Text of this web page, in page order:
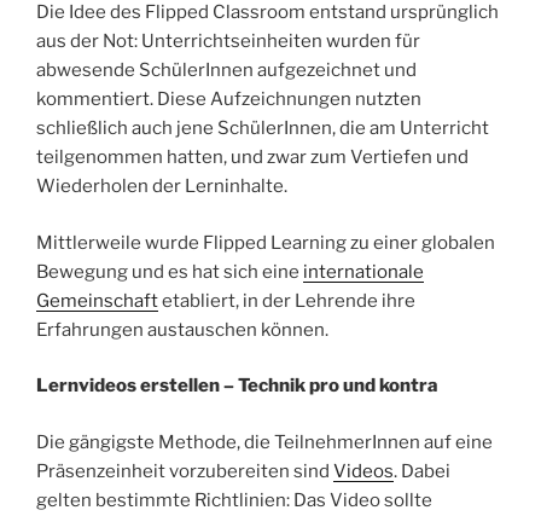
Die Idee des Flipped Classroom entstand ursprünglich
aus der Not: Unterrichtseinheiten wurden für
abwesende SchülerInnen aufgezeichnet und
kommentiert. Diese Aufzeichnungen nutzten
schließlich auch jene SchülerInnen, die am Unterricht
teilgenommen hatten, und zwar zum Vertiefen und
Wiederholen der Lerninhalte.
Mittlerweile wurde Flipped Learning zu einer globalen
Bewegung und es hat sich eine internationale
Gemeinschaftetabliert, in der Lehrende ihre
Erfahrungen austauschen können.
Lernvideos erstellen – Technik pro und kontra
Die gängigste Methode, die TeilnehmerInnen auf eine
Präsenzeinheit vorzubereiten sind Videos. Dabei
gelten bestimmte Richtlinien: Das Video sollte